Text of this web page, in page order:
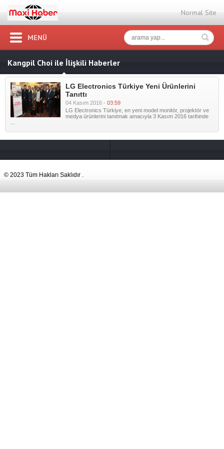
Normal Site
MENÜ
Kangpil Choi ile İlişkili Haberler
LG Electronics Türkiye Yeni Ürünlerini
Tanıttı
04 Kasım 2016 - 03:59
LG Electronics Türkiye, en yeni model monitör, projektör ve
medya ürünlerini tanıtmak amacıyla 3 Kasım 2016 tarihinde
© 2023 Tüm Hakları Saklıdır .